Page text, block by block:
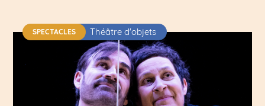
SPECTACLES Théâtre d'objets